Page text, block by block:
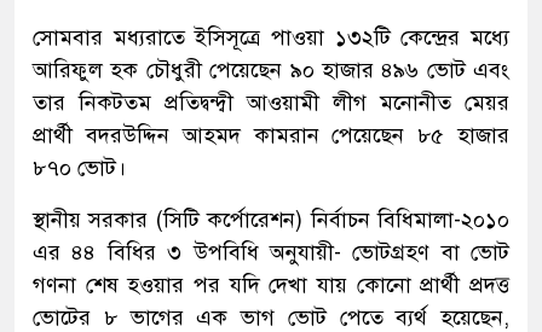
সোমবার মধ্যরাতে ইসিসূত্রে পাওয়া ১৩২টি কেন্দ্রের মধ্যে
আরিফুল হক চৌধুরী পেয়েছেন ৯০ হাজার ৪৯৬ ভোট এবং
তার নিকটতম প্রতিদ্বন্দ্বী আওয়ামী লীগ মনোনীত মেয়র
প্রার্থী বদরউদ্দিন আহমদ কামরান পেয়েছেন ৮৫ হাজার
৮৭০ ভোট।
স্থানীয় সরকার (সিটি কর্পোরেশন) নির্বাচন বিধিমালা-২০১০
এর ৪৪ বিধির ৩ উপবিধি অনুযায়ী- ভোটগ্রহণ বা ভোট
গণনা শেষ হওয়ার পর যদি দেখা যায় কোনো প্রার্থী প্রদত্ত
ভোটের ৮ ভাগের এক ভাগ ভোট পেতে ব্যর্থ হয়েছেন,